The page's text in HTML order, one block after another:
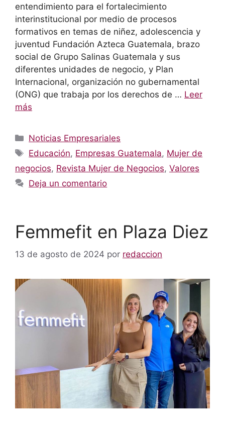
entendimiento para el fortalecimiento
interinstitucional por medio de procesos
formativos en temas de niñez, adolescencia y
juventud Fundación Azteca Guatemala, brazo
social de Grupo Salinas Guatemala y sus
diferentes unidades de negocio, y Plan
Internacional, organización no gubernamental
(ONG) que trabaja por los derechos de … Leer
más
Categorías
Noticias Empresariales
Etiquetas
Educación, Empresas Guatemala, Mujer de
negocios, Revista Mujer de Negocios, Valores
Deja un comentario
Femmefit en Plaza Diez
13 de agosto de 2024 por redaccion